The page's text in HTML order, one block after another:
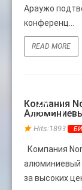
Араужо
конференц...
READ MORE
Компания
Hits:1893
Компания
алюминиевый
за высоких
24
АВГ